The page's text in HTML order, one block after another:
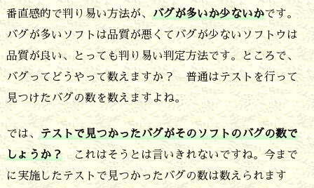
判
定
で
バ
グ
の
状
況
番直感的で判り易い方法が、 バグが多いか少ないかです。
バグが多いソフトは品質が悪くてバグが少ないソフトウは
品質が良い、とっても判り易い判定方法です。ところで、
バグってどうやって数えますか？ 普通はテストを行って
見つけたバグの数を数えますよね。
では、 テストで見つかったバグがそのソフトのバグの数で
しょうか？ これはそうとは言いきれないですね。今まで
に実施したテストで見つかったバグの数は数えられます